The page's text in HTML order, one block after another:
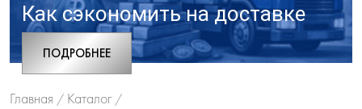
Как сэкономить на доставке
ПОДРОБНЕЕ
Главная / Каталог /